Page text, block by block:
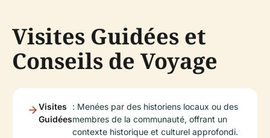
Visites Guidées et
Conseils de Voyage
Visites
Guidées
: Menées par des historiens locaux ou des
membres de la communauté, offrant un
contexte historique et culturel approfondi.